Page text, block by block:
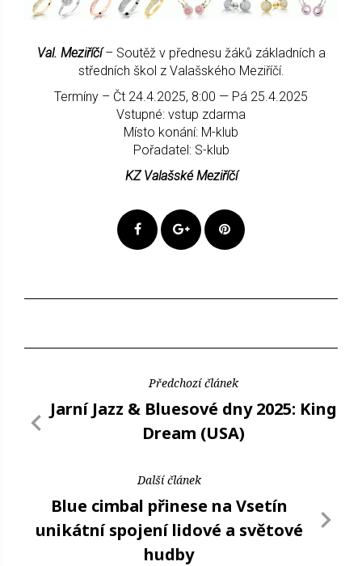
Val. Meziříčí– Soutěž v přednesu žáků základních a
středních škol z Valašského Meziříčí.
Termíny – Čt 24.4.2025, 8:00 — Pá 25.4.2025
Vstupné: vstup zdarma
Místo konání: M-klub
Pořadatel: S-klub
KZ Valašské Meziříčí
Předchozí článek
Jarní Jazz & Bluesové dny 2025: King
Dream (USA)
Další článek
Blue cimbal přinese na Vsetín
unikátní spojení lidové a světové
hudby